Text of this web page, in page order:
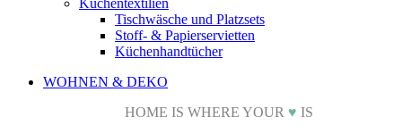
Küchentextilien
Tischwäsche und Platzsets
Stoff- & Papierservietten
Küchenhandtücher
WOHNEN & DEKO
HOME IS WHERE YOUR ♥ IS